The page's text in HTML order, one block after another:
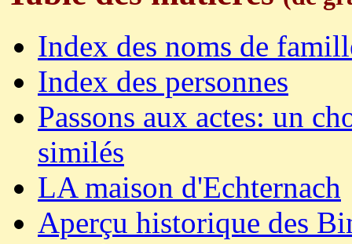
Index des noms de
Index des personnes
Passons aux actes: un
similés
LA maison d'Echternach
Aperçu historique des